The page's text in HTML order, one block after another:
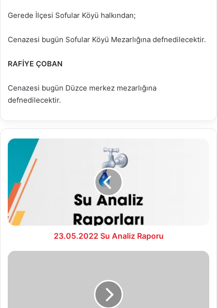
Gerede İlçesi Sofular Köyü halkından;
Cenazesi bugün Sofular Köyü Mezarlığına defnedilecektir.
RAFİYE ÇOBAN
Cenazesi bugün Düzce merkez mezarlığına
defnedilecektir.
23.05.2022
Raporu
23.05.2022 Su Analiz Raporu
Bolu